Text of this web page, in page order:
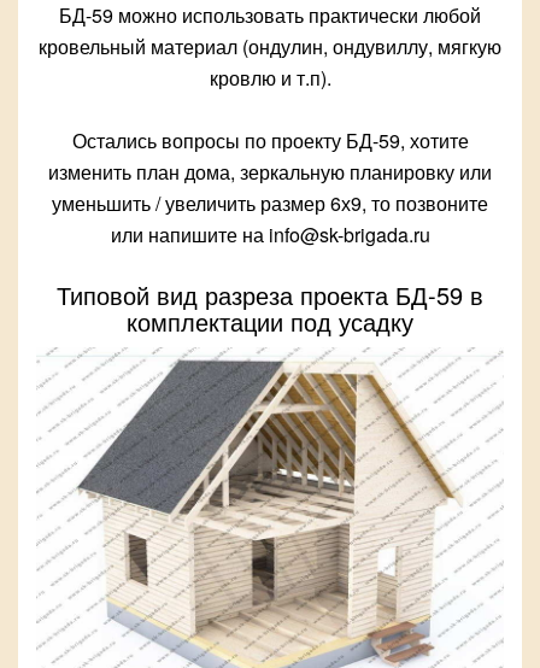
БД-59 можно использовать практически любой
кровельный материал (ондулин, ондувиллу, мягкую
кровлю и т.п).
Остались вопросы по проекту БД-59, хотите
изменить план дома, зеркальную планировку или
уменьшить / увеличить размер 6х9, то позвоните
или напишите на info@sk-brigada.ru
Типовой вид разреза проекта БД-59 в
комплектации под усадку